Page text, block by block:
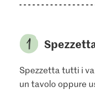
Spezzetta tutti i
un tavolo oppure